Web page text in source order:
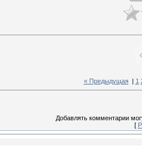
« Предыдущая| 1
Добавлять комментарии
[